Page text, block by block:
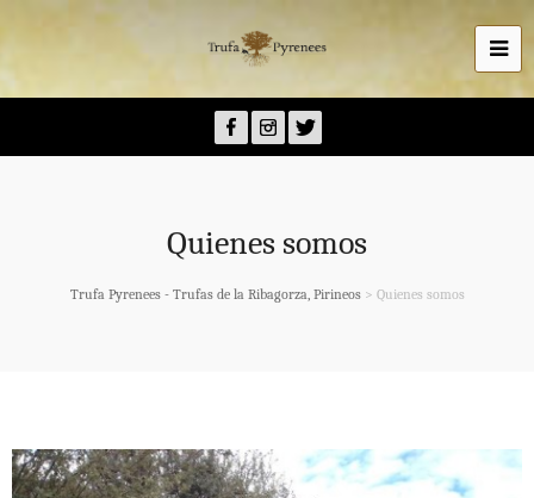
Quienes somos
Trufa Pyrenees - Trufas de la Ribagorza, Pirineos> Quienes somos